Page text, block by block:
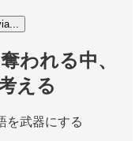
われる中、
える
を武器にする